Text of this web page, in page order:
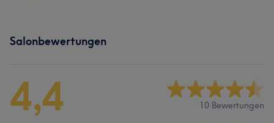
Salonbewertungen
4,4 10 Bewertungen